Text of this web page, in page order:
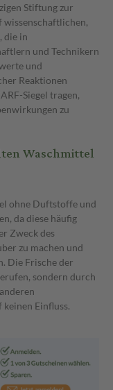
Stiftung zur
wissenschaftlichen,
die in
und Technikern
und
Reaktionen
Siegel tragen,
zu
Waschmittel
ohne Duftstoffe und
da diese häufig
Zweck des
zu machen und
Die Frische der
sondern durch
Einfluss.